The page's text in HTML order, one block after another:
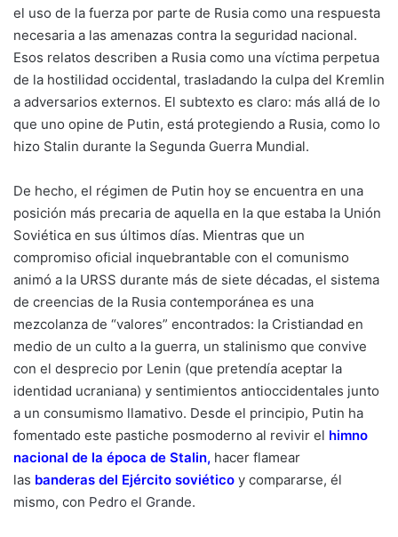
el uso de la fuerza por parte de Rusia como una respuesta
necesaria a las amenazas contra la seguridad nacional.
Esos relatos describen a Rusia como una víctima perpetua
de la hostilidad occidental, trasladando la culpa del Kremlin
a adversarios externos. El subtexto es claro: más allá de lo
que uno opine de Putin, está protegiendo a Rusia, como lo
hizo Stalin durante la Segunda Guerra Mundial.
De hecho, el régimen de Putin hoy se encuentra en una
posición más precaria de aquella en la que estaba la Unión
Soviética en sus últimos días. Mientras que un
compromiso oficial inquebrantable con el comunismo
animó a la URSS durante más de siete décadas, el sistema
de creencias de la Rusia contemporánea es una
mezcolanza de “valores” encontrados: la Cristiandad en
medio de un culto a la guerra, un stalinismo que convive
con el desprecio por Lenin (que pretendía aceptar la
identidad ucraniana) y sentimientos antioccidentales junto
a un consumismo llamativo. Desde el principio, Putin ha
fomentado este pastiche posmoderno al revivir el himno
nacional de la época de Stalin, hacer flamear
las banderas del Ejército soviético y compararse, él
mismo, con Pedro el Grande.